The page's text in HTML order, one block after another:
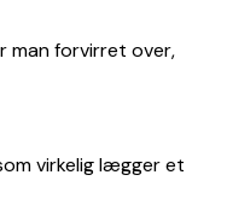
man forvirret over,
virkelig lægger et